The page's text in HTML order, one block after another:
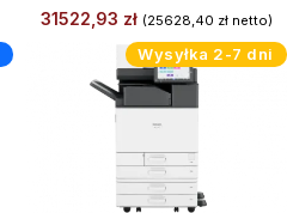
31522,93 zł (25628,40 złnetto)
Wysyłka 2-7 dni